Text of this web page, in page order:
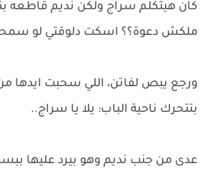
كان هيتكلم سراج ولكن نديم قاطعه
ملكش دعوة؟؟ اسكت دلوقتي لو
ورجع يبص لفاتن، اللي سحبت ايدها
بتتحرك ناحية الباب: يلا يا سراج..
عدى من جنب نديم وهو بيرد عليها